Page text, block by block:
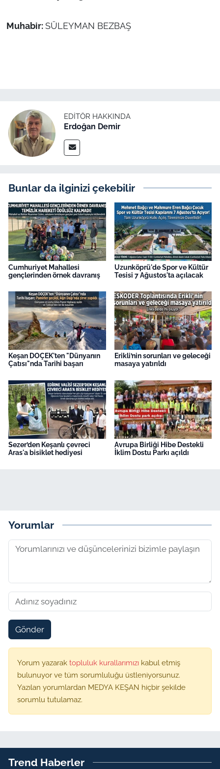
Muhabir: SÜLEYMAN BEZBAŞ
EDITÖR HAKKINDA
Erdoğan Demir
Bunlar da ilginizi çekebilir
Cumhuriyet Mahallesi
gençlerinden örnek davranış
Uzunköprü'de Spor ve Kültür
Tesisi 7 Ağustos'ta açılacak
Keşan DOÇEK'ten "Dünyanın
Çatısı"nda Tarihi başarı
Erikli’nin sorunları ve geleceği
masaya yatırıldı
Sezer’den Keşanlı çevreci
Aras'a bisiklet hediyesi
Avrupa Birliği Hibe Destekli
İklim Dostu Parkı açıldı
Yorumlar
Gönder
Yorum yazarak topluluk kurallarımızı kabul etmiş
bulunuyor ve tüm sorumluluğu üstleniyorsunuz.
Yazılan yorumlardan MEDYA KEŞAN hiçbir şekilde
sorumlu tutulamaz.
Trend Haberler